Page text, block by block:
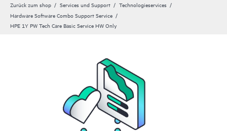
Zurück zum shop Services und Support
Technologieservices
Hardware Software Combo Support Service
HPE 1Y PW Tech Care Basic Service HW Only